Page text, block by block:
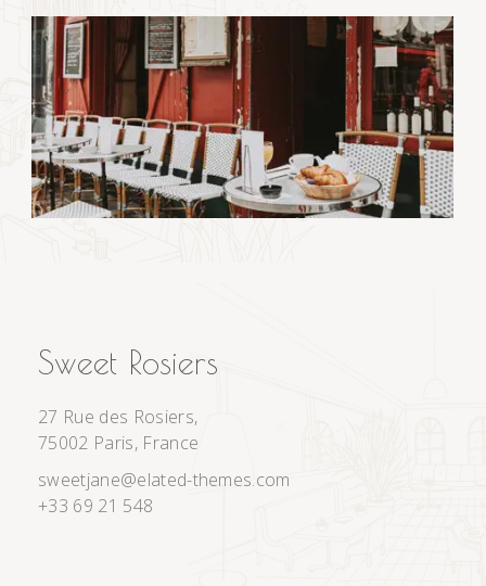
Sweet Rosiers
27 Rue des Rosiers,
75002 Paris, France
sweetjane@elated-themes.com
+33 69 21 548